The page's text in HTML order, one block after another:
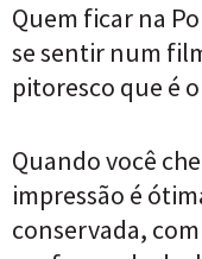
Quem ficar na
se sentir num
pitoresco que é
Quando você
impressão é
conservada,